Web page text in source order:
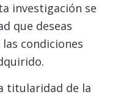
investigación se
que deseas
condiciones
titularidad de la